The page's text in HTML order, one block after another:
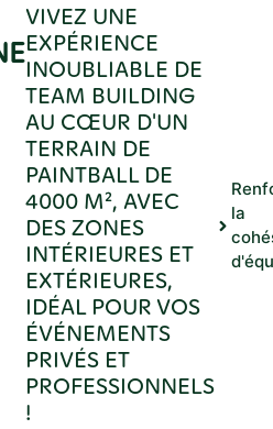
VIVEZ UNE
EXPÉRIENCE
INOUBLIABLE DE
TEAM BUILDING
AU CŒUR D'UN
TERRAIN DE
PAINTBALL DE
4000 M², AVEC
DES ZONES
INTÉRIEURES ET
EXTÉRIEURES,
IDÉAL POUR VOS
ÉVÉNEMENTS
PRIVÉS ET
PROFESSIONNELS
!
la